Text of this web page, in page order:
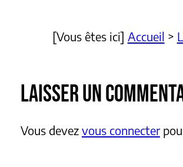
[Vous êtes ici] Accueil >
LAISSER UN
Vous devez vous connecter